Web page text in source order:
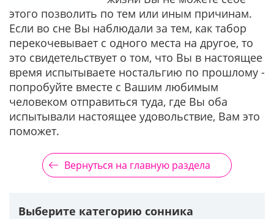
этого позволить по тем или иным причинам.
Если во сне Вы наблюдали за тем, как табор
перекочевывает с одного места на другое, то
это свидетельствует о том, что Вы в настоящее
время испытываете ностальгию по прошлому -
попробуйте вместе с Вашим любимым
человеком отправиться туда, где Вы оба
испытывали настоящее удовольствие, Вам это
поможет.
Вернуться на главную раздела
Выберите категорию сонника